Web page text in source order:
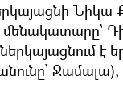
Նիկա
մենակատարը՝
է
Ջամալա),